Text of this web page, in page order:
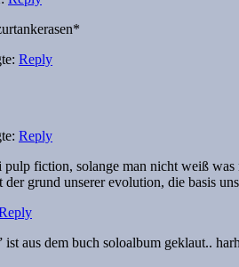
Reply
Reply
fiction, solange man nicht weiß
grund unserer evolution, die basis
aus dem buch soloalbum geklaut..